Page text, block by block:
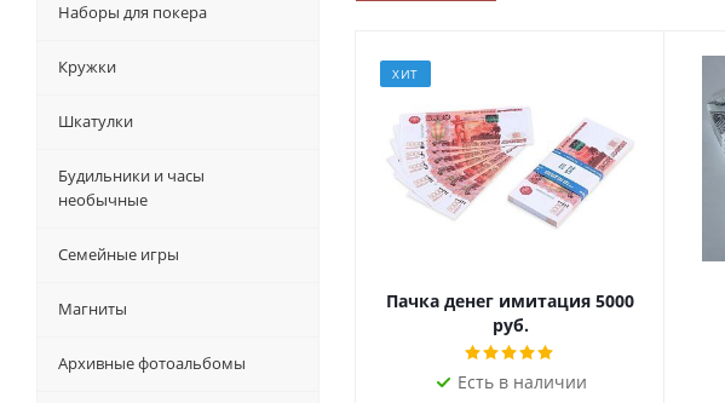
ХИТ
Пачка денег имитация 5000
руб.
Есть в наличии
Наборы для покера
Кружки
Шкатулки
Будильники и часы
необычные
Семейные игры
Магниты
Архивные фотоальбомы